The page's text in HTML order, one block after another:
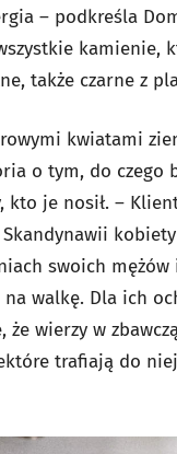
– podkreśla
kamienie,
także czarne z
kwiatami
o tym, do czego
kto je nosił. –
kobiety
swoich mężów
walkę. Dla ich
że wierzy w
trafiają do niej